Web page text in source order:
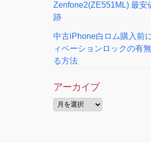
Zenfone2(ZE551ML) 最安
跡
中古iPhone白ロム購入前
ィベーションロックの有
る方法
アーカイブ